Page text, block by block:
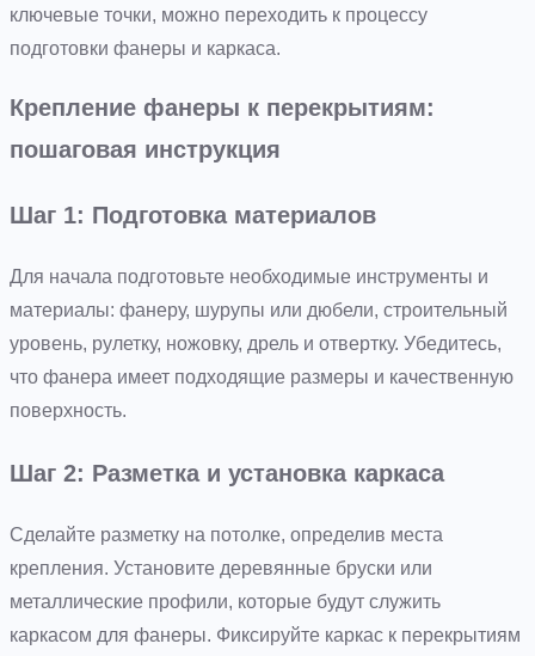
ключевые точки, можно переходить к процессу
подготовки фанеры и каркаса.
Крепление фанеры к перекрытиям:
пошаговая инструкция
Шаг 1: Подготовка материалов
Для начала подготовьте необходимые инструменты и
материалы: фанеру, шурупы или дюбели, строительный
уровень, рулетку, ножовку, дрель и отвертку. Убедитесь,
что фанера имеет подходящие размеры и качественную
поверхность.
Шаг 2: Разметка и установка каркаса
Сделайте разметку на потолке, определив места
крепления. Установите деревянные бруски или
металлические профили, которые будут служить
каркасом для фанеры. Фиксируйте каркас к перекрытиям